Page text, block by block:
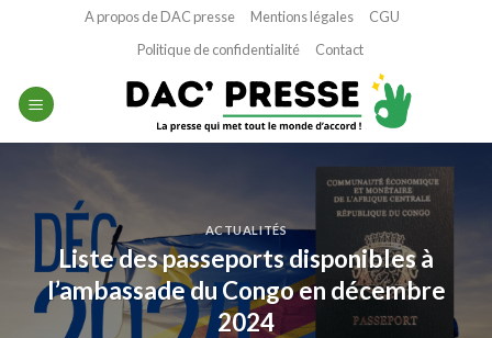
A propos de DAC presse Mentions légales
CGU
Politique de confidentialité
Contact
ACTUALITÉS
Liste des passeports disponibles à
l’ambassade du Congo en décembre
2024